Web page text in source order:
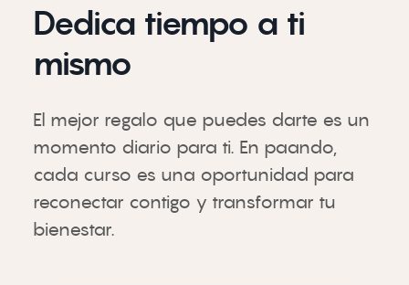
Dedica tiempo a ti
mismo
El mejor regalo que puedes darte es un
momento diario para ti. En paando,
cada curso es una oportunidad para
reconectar contigo y transformar tu
bienestar.